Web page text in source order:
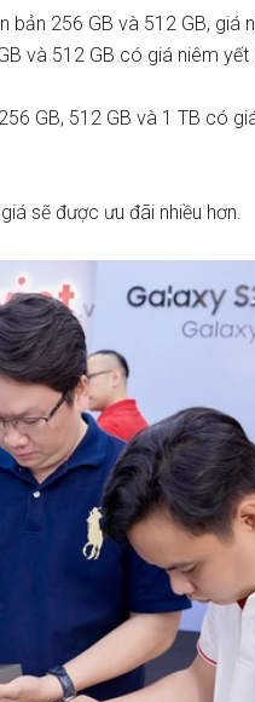
bản 256 GB và 512 GB, giá
và 512 GB có giá niêm
GB, 512 GB và 1 TB có
sẽ được ưu đãi nhiều hơn.